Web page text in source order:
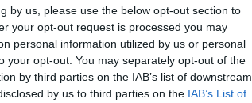
by us, please use the below opt-out section to
your opt-out request is processed you may
personal information utilized by us or personal
your opt-out. You may separately opt-out of the
by third parties on the IAB’s list of downstream
by us to third parties on the IAB’s List of